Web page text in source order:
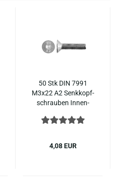
50 Stk DIN 7991
M3x22 A2 Senk­kopf­
schrau­ben In­nen­
Edel­stahl
4,08 EUR